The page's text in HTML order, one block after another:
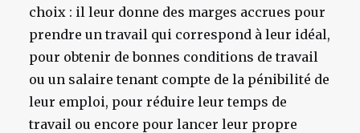
choix : il leur donne des marges accrues pour
prendre un travail qui correspond à leur idéal,
pour obtenir de bonnes conditions de travail
ou un salaire tenant compte de la pénibilité de
leur emploi, pour réduire leur temps de
travail ou encore pour lancer leur propre